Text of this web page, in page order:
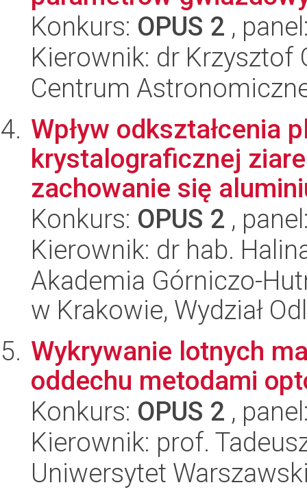
Konkurs: OPUS 2 ,
Kierownik: dr Krzysztof
Centrum
Wpływ odkształcenia
krystalograficznej
zachowanie się
Konkurs: OPUS 2 ,
Kierownik: dr hab.
Akademia Górniczo-
w Krakowie, Wydział
Wykrywanie lotnych
oddechu metodami
Konkurs: OPUS 2 ,
Kierownik: prof.
Uniwersytet